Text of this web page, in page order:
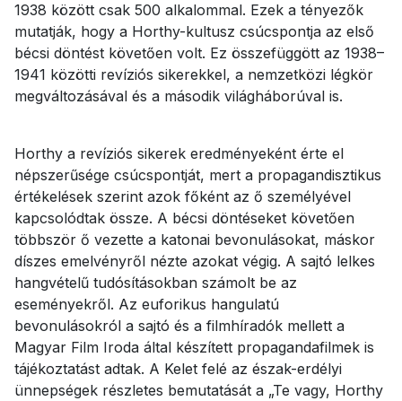
1938 között csak 500 alkalommal. Ezek a tényezők
mutatják, hogy a Horthy-kultusz csúcspontja az első
bécsi döntést követően volt. Ez összefüggött az 1938–
1941 közötti revíziós sikerekkel, a nemzetközi légkör
megváltozásával és a második világháborúval is.
Horthy a revíziós sikerek eredményeként érte el
népszerűsége csúcspontját, mert a propagandisztikus
értékelések szerint azok főként az ő személyével
kapcsolódtak össze. A bécsi döntéseket követően
többször ő vezette a katonai bevonulásokat, máskor
díszes emelvényről nézte azokat végig. A sajtó lelkes
hangvételű tudósításokban számolt be az
eseményekről. Az euforikus hangulatú
bevonulásokról a sajtó és a filmhíradók mellett a
Magyar Film Iroda által készített propagandafilmek is
tájékoztatást adtak. A Kelet felé az észak-erdélyi
ünnepségek részletes bemutatását a „Te vagy, Horthy